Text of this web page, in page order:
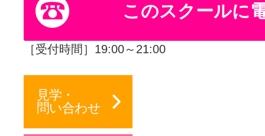
このスクールに
［受付時間］19:00～21:00
見学・
問い合わせ